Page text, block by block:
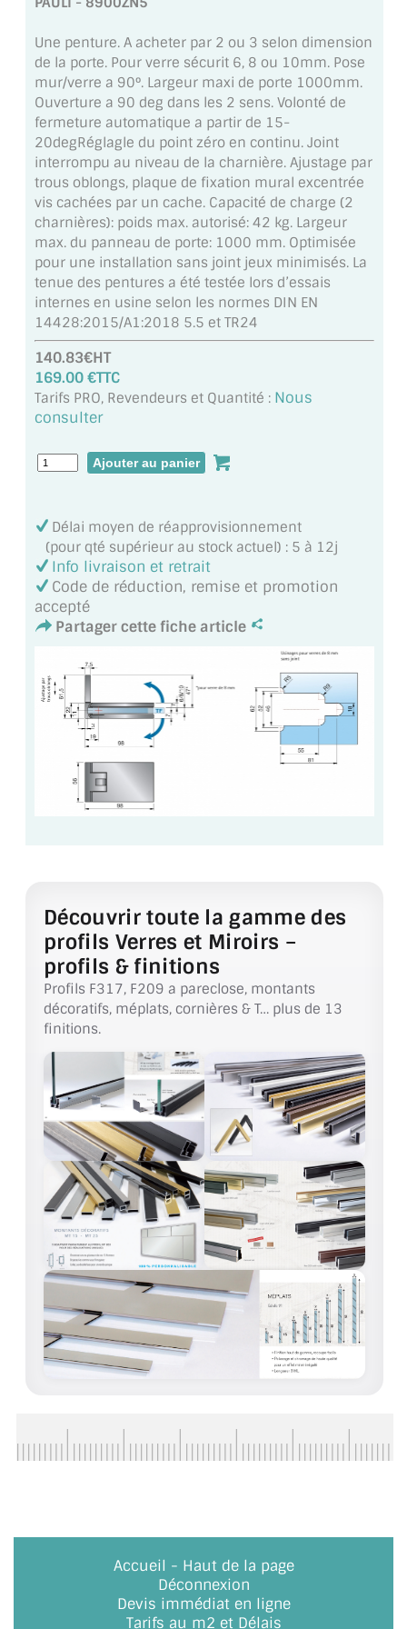
MIROIR DE SALLE DE BAIN
MIROIR PAROI DE DOUCHE
MIROIR POUR SALLE DE SPORT
MIROIR POUR SALLE DE DANSE
MIROIR ENCADRÉ
MIROIR TV
VERRE SUR MESURE
VERRE EXTRACLAIR
VERRE TREMPÉ (SÉCURIT)
PAROI DE DOUCHE
VERRE FEUILLETÉ
VERRE ANTI-REFLET
VERRE FEUILLETÉ/TREMPÉ
DALLE DE SOL EN VERRE
PORTE EN VERRE
VERRIÈRE TYPE ATELIER
VERRES TEXTURÉS
PLEXIGLAS PMMA
DOUBLE VITRAGE
VERRE
LES FIXATIONS POUR MIROIR
LES PROFILS PAROI DE VERRE
VITRINE EN VERRE
CONNECTEURS ET ASSEMBLAGE DE VERRES
PLATS ET CORNIÈRES
LES CHARNIÈRES DE PORTE EN VERRE
BOUTONS ET POIGNÉES
BARRES DE STABILISATION
JOINTS D'ÉTANCHÉITÉS
FIXATION GARDES CORPS
SYSTÈMES PIVOTANTS
LE CATALOGUE ACCESSOIRES
NUANCIER RAL
COMMENT COUPER DU VERRE ?
Une penture. A acheter par 2 ou 3 selon dimension
de la porte. Pour verre sécurit 6, 8 ou 10mm. Pose
mur/verre a 90°. Largeur maxi de porte 1000mm.
Ouverture a 90 deg dans les 2 sens. Volonté de
fermeture automatique a partir de 15-
20degRéglagle du point zéro en continu. Joint
interrompu au niveau de la charnière. Ajustage par
trous oblongs, plaque de fixation mural excentrée
vis cachées par un cache. Capacité de charge (2
charnières): poids max. autorisé: 42 kg. Largeur
max. du panneau de porte: 1000 mm. Optimisée
pour une installation sans joint jeux minimisés. La
tenue des pentures a été testée lors d’essais
internes en usine selon les normes DIN EN
14428:2015/A1:2018 5.5 et TR24
140.83€HT
169.00 €TTC
Tarifs PRO, Revendeurs et Quantité : Nous
consulter
Délai moyen de réapprovisionnement
(pour qté supérieur au stock actuel) : 5 à 12j
Info livraison et retrait
Code de réduction, remise et promotion
accepté
Partager cette fiche article
Découvrir toute la gamme des
profils Verres et Miroirs –
profils & finitions
Profils F317, F209 a pareclose, montants
décoratifs, méplats, cornières & T… plus de 13
finitions.
Accueil - Haut de la page
Déconnexion
Devis immédiat en ligne
Tarifs au m2 et Délais